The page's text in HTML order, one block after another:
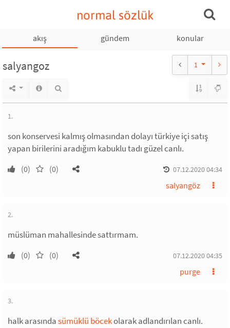
normal sözlük
akış gündem konular
salyangoz 1
1.
son konservesi kalmış olmasından dolayı türkiye içi satış
yapan birilerini aradığım kabuklu tadı güzel canlı.
(0) (0) 07.12.2020 04:34
salyangöz
2.
müslüman mahallesinde sattırmam.
(0) (0) 07.12.2020 04:35
purge
3.
halk arasındasümüklü böcekolarak adlandırılan canlı.